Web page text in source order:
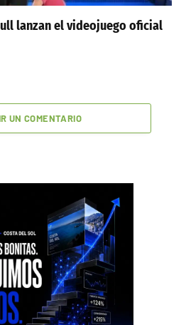
lanzan el videojuego oficial
UN COMENTARIO